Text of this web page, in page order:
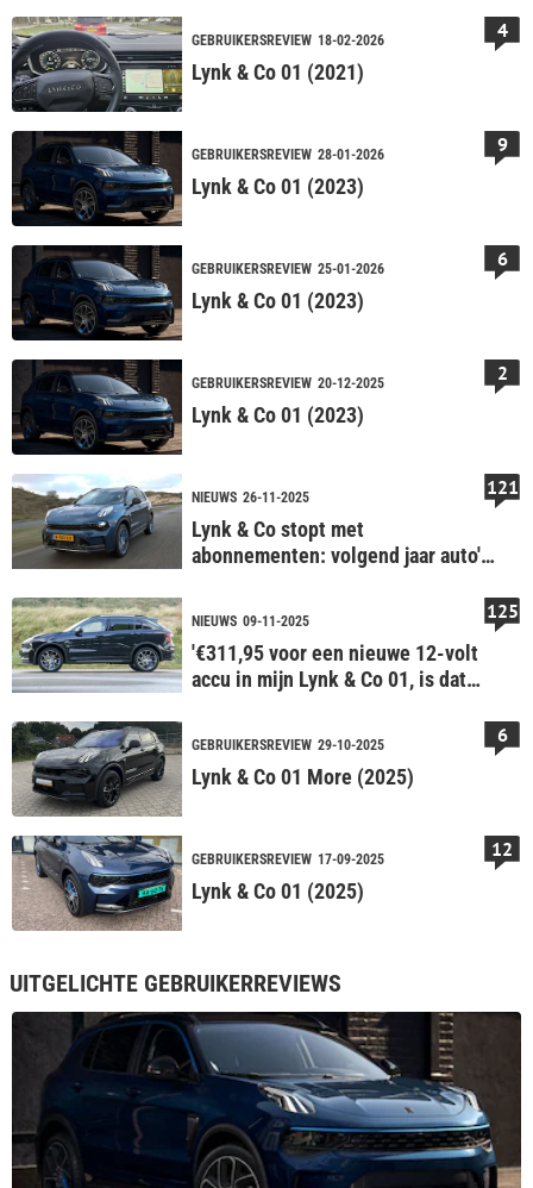
GEBRUIKERSREVIEW 18-02-2026
Lynk & Co 01 (2021)
4
GEBRUIKERSREVIEW 28-01-2026
Lynk & Co 01 (2023)
9
GEBRUIKERSREVIEW 25-01-2026
Lynk & Co 01 (2023)
6
GEBRUIKERSREVIEW 20-12-2025
Lynk & Co 01 (2023)
2
NIEUWS 26-11-2025
Lynk & Co stopt met
abonnementen: volgend jaar auto's
121
NIEUWS 09-11-2025
'€311,95 voor een nieuwe 12-volt
accu in mijn Lynk & Co 01, is dat
125
GEBRUIKERSREVIEW 29-10-2025
Lynk & Co 01 More (2025)
6
GEBRUIKERSREVIEW 17-09-2025
Lynk & Co 01 (2025)
12
UITGELICHTE GEBRUIKERREVIEWS